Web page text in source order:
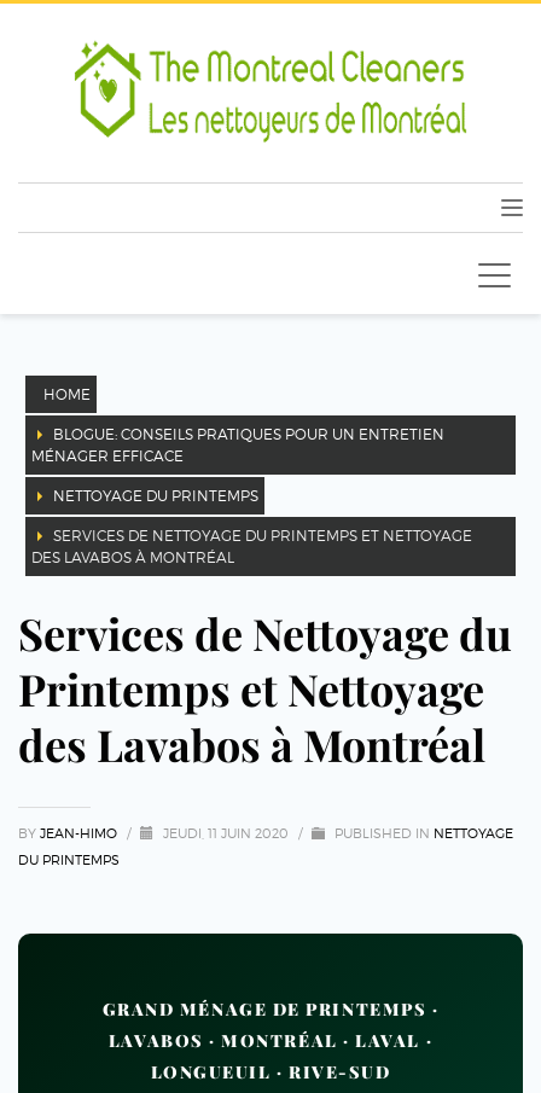
HOME
BLOGUE: CONSEILS PRATIQUES POUR UN ENTRETIEN
MÉNAGER EFFICACE
NETTOYAGE DU PRINTEMPS
SERVICES DE NETTOYAGE DU PRINTEMPS ET NETTOYAGE
DES LAVABOS À MONTRÉAL
Services de Nettoyage du
Printemps et Nettoyage
des Lavabos à Montréal
BY JEAN-HIMO / JEUDI, 11 JUIN 2020 / PUBLISHED IN NETTOYAGE
DU PRINTEMPS
GRAND MÉNAGE DE PRINTEMPS ·
LAVABOS · MONTRÉAL · LAVAL ·
LONGUEUIL · RIVE-SUD